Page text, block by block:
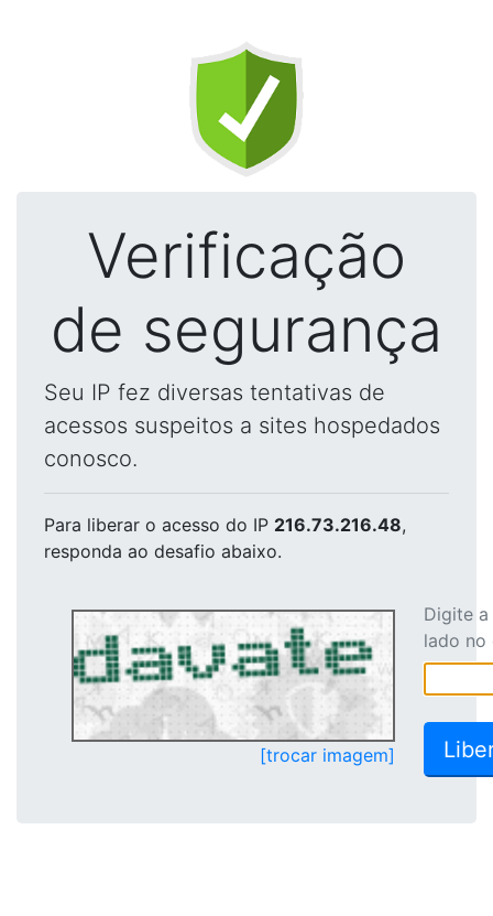
Verificação
de segurança
Seu IP fez diversas tentativas de
acessos suspeitos a sites hospedados
conosco.
Para liberar o acesso do IP 216.73.216.48,
responda ao desafio abaixo.
[trocar imagem]
Digite
lado no